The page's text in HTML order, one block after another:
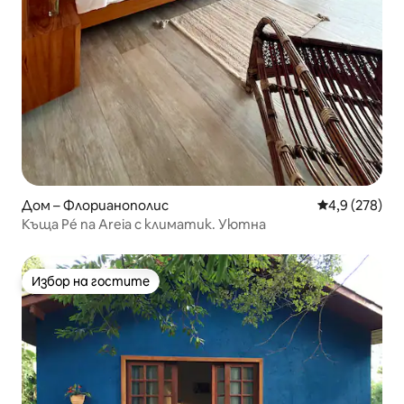
Дом – Флорианополис Средна
4,9 (278)
Къща Pé na Areia с климатик. Уютна
Избор на гостите
Избор на гостите